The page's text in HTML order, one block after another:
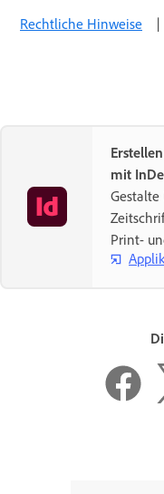
Rechtliche Hinweise |
mit
Gestalte
Print-